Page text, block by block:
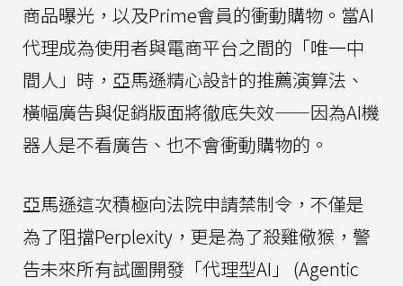
商品曝光，以及Prime會員的衝動購物。當AI
代理成為使用者與電商平台之間的「唯一中
間人」時，亞馬遜精心設計的推薦演算法、
橫幅廣告與促銷版面將徹底失效——因為AI機
器人是不看廣告、也不會衝動購物的。
亞馬遜這次積極向法院申請禁制令，不僅是
為了阻擋Perplexity，更是為了殺雞儆猴，警
告未來所有試圖開發「代理型AI」 (Agentic